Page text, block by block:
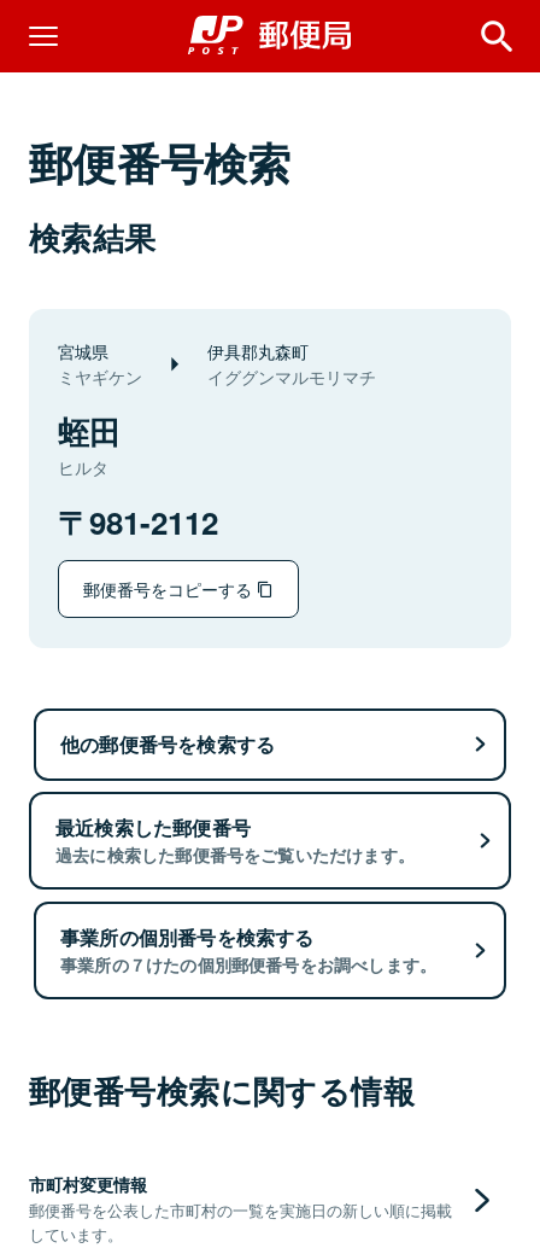
郵便番号検索
検索結果
宮城県
ミヤギケン
伊具郡丸森町
イググンマルモリマチ
蛭田
ヒルタ
981-2112
郵便番号をコピーする
他の郵便番号を検索する
最近検索した郵便番号
過去に検索した郵便番号をご覧いただけます。
事業所の個別番号を検索する
事業所の７けたの個別郵便番号をお調べします。
郵便番号検索に関する情報
市町村変更情報
郵便番号を公表した市町村の一覧を実施日の新しい順に掲載
しています。